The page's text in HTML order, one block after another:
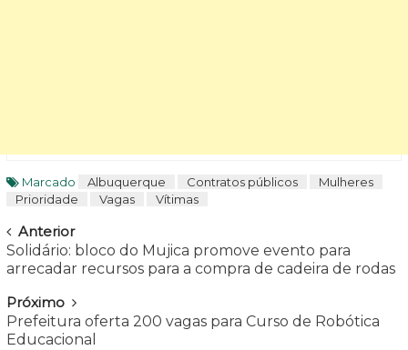
Marcado Albuquerque Contratos públicos
Mulheres
Prioridade
Vagas Vítimas
Navegar
Anterior
Solidário: bloco do Mujica promove evento para
arrecadar recursos para a compra de cadeira de rodas
Próximo
Prefeitura oferta 200 vagas para Curso de Robótica
Educacional